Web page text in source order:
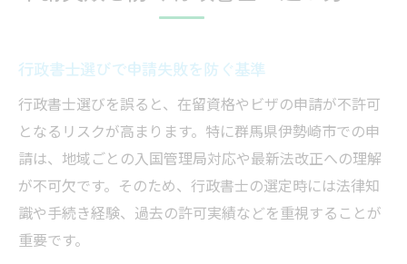
行政書士選びで申請失敗を防ぐ基準
行政書士選びを誤ると、在留資格やビザの申請が不許可
となるリスクが高まります。特に群馬県伊勢崎市での申
請は、地域ごとの入国管理局対応や最新法改正への理解
が不可欠です。そのため、行政書士の選定時には法律知
識や手続き経験、過去の許可実績などを重視することが
重要です。